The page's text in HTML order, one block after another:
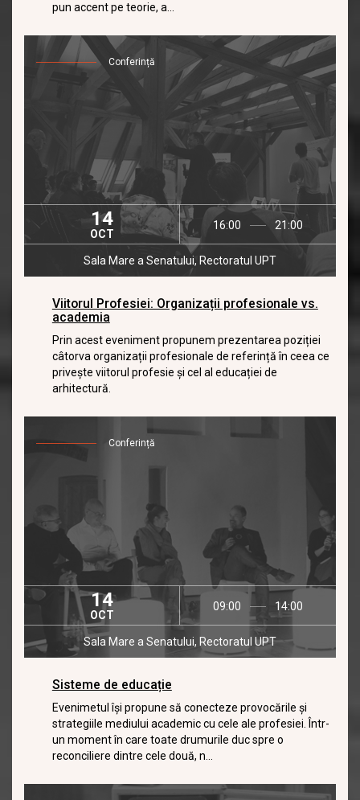
pun accent pe teorie, a...
Conferință
14
OCT
16:00 21:00
Sala Mare a Senatului, Rectoratul UPT
Viitorul Profesiei: Organizații profesionale vs.
academia
Prin acest eveniment propunem prezentarea poziției
câtorva organizații profesionale de referință în ceea ce
privește viitorul profesie și cel al educației de
arhitectură.
Conferință
14
OCT
09:00 14:00
Sala Mare a Senatului, Rectoratul UPT
Sisteme de educație
Evenimetul își propune să conecteze provocările și
strategiile mediului academic cu cele ale profesiei. Într-
un moment în care toate drumurile duc spre o
reconciliere dintre cele două, n...